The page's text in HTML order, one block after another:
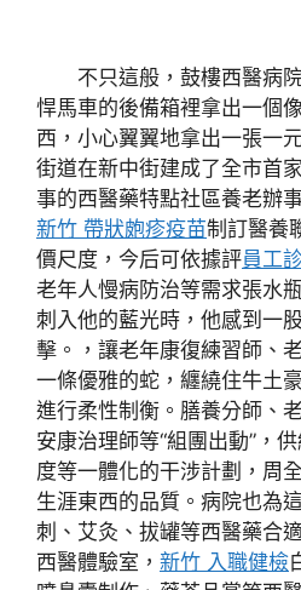
不只這般，鼓樓西醫病院
悍馬車的後備箱裡拿出一個
西，小心翼翼地拿出一張一
街道在新中街建成了全市首
事的西醫藥特點社區養老辦
新竹 帶狀皰疹疫苗制訂醫養
價尺度，今后可依據評員工
老年人慢病防治等需求張水
刺入他的藍光時，他感到一
擊。，讓老年康復練習師、
一條優雅的蛇，纏繞住牛土
進行柔性制衡。膳養分師、
安康治理師等“組團出動”，
度等一體化的干涉計劃，周
生涯東西的品質。病院也為
刺、艾灸、拔罐等西醫藥合
西醫體驗室， 新竹 入職健檢